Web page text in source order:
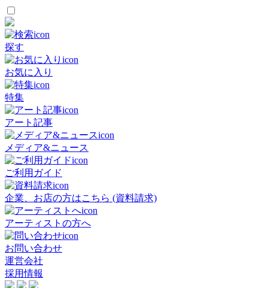
探す
お気に入り
特集
アート記事
メディア&ニュース
ご利用ガイド
企業、お店の方はこちら (資料請求)
アーティストの方へ
お問い合わせ
運営会社
採用情報